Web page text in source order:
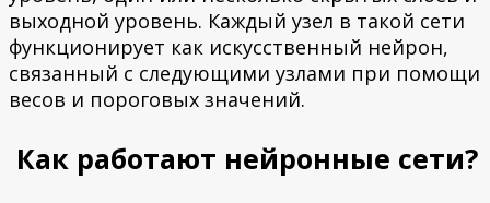
выходной уровень. Каждый узел в такой сети
функционирует как искусственный нейрон,
связанный с следующими узлами при помощи
весов и пороговых значений.
Как работают нейронные сети?